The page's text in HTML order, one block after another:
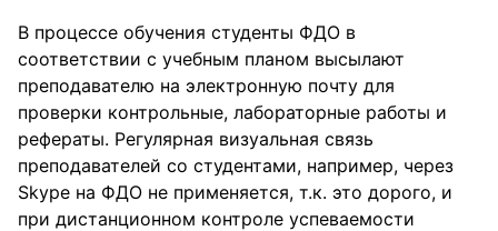
В процессе обучения студенты ФДО в
соответствии с учебным планом высылают
преподавателю на электронную почту для
проверки контрольные, лабораторные работы и
рефераты. Регулярная визуальная связь
преподавателей со студентами, например, через
Skype на ФДО не применяется, т.к. это дорого, и
при дистанционном контроле успеваемости